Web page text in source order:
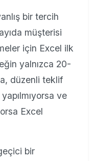
bir tercih
müşterisi
için Excel ilk
yalnızca 20-
düzenli teklif
ve
Excel
bir